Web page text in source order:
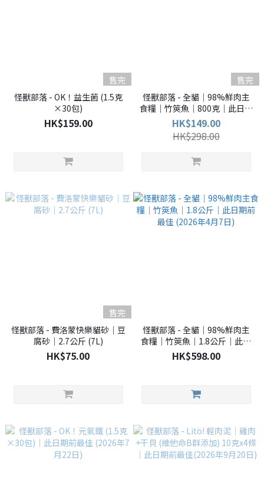
售完
怪獸部落 - OK！益生菌 (1.5克
×30包)
HK$159.00
售完
怪獸部落 - 全貓｜98%鮮肉主
食糧｜竹筴魚｜800克｜此日期
前最佳(2025年12月21日)
HK$149.00
HK$298.00
售完
怪獸部落 - 費洛蒙快樂貓砂｜豆
腐砂｜2.7公斤 (7L)
HK$75.00
怪獸部落 - 全貓｜98%鮮肉主
食糧｜竹筴魚｜1.8公斤｜此日
期前最佳 (2026年4月7日)
HK$598.00